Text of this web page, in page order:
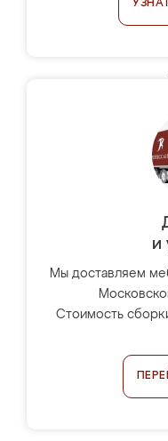
и
Мы доставляем
Стоимость